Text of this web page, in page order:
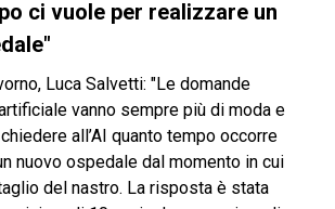
ci vuole per realizzare un
Luca Salvetti: "Le domande
vanno sempre più di moda e
all’AI quanto tempo occorre
nuovo ospedale dal momento in cui
del nastro. La risposta è stata